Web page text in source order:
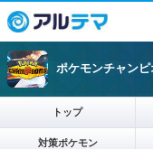
ポケモンチャン
トップ
対策ポケモン